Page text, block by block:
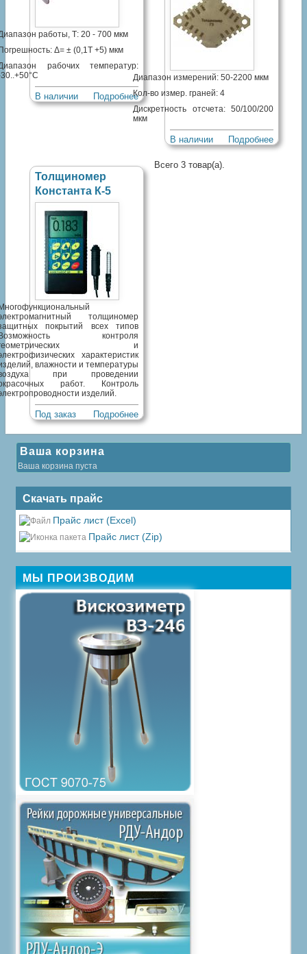
работы, Т: 20 - 700 мкм
Δ= ± (0,1Т +5) мкм
рабочих температур:
В наличии Подробнее
Диапазон измерений: 50-2200 мкм
Кол-во измер. граней: 4
Дискретность отсчета: 50/100/200
мкм
В наличии Подробнее
Толщиномер
Константа К-5
толщиномер
покрытий всех типов
контроля
и
характеристик
влажности и температуры
при проведении
работ. Контроль
изделий.
Под заказ Подробнее
Всего 3 товар(а).
Ваша корзина
Ваша корзина пуста
Скачать прайс
Прайс лист (Excel)
Прайс лист (Zip)
МЫ ПРОИЗВОДИМ